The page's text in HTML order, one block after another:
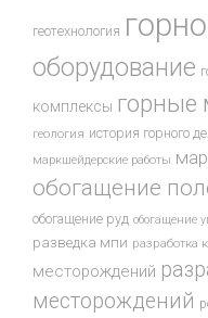
геотехнология
оборудование
комплексы
геология история горного
маркшейдерские работы
обогащение
обогащение руд обогащение
разведка мпи разработка
месторождений
месторождений